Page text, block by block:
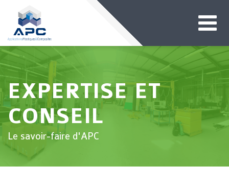
EXPERTISE ET
CONSEIL
Le savoir-faire d'APC